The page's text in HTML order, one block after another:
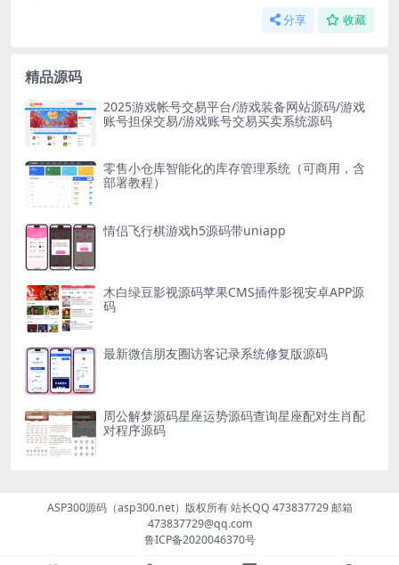
分享 收藏
精品源码
2025游戏帐号交易平台/游戏装备网站源码/游戏
账号担保交易/游戏账号交易买卖系统源码
零售小仓库智能化的库存管理系统（可商用，含
部署教程）
情侣飞行棋游戏h5源码带uniapp
木白绿豆影视源码苹果CMS插件影视安卓APP源
码
最新微信朋友圈访客记录系统修复版源码
周公解梦源码星座运势源码查询星座配对生肖配
对程序源码
ASP300源码（asp300.net）版权所有 站长QQ 473837729 邮箱
473837729@qq.com
鲁ICP备2020046370号